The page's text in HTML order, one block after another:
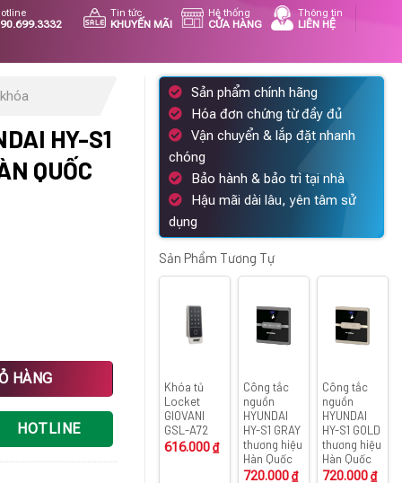
Tin tức
KHUYẾN MÃI
Hệ thống
CỬA HÀNG
Thông tin
LIÊN HỆ
HY-S1
QUỐC
hiệu Hàn Quốc số lượng
HÀNG
HOTLINE
Sản phẩm chính hãng
Hóa đơn chứng từ đầy đủ
Vận chuyển & lắp đặt nhanh
chóng
Bảo hành & bảo trì tại nhà
Hậu mãi dài lâu, yên tâm sử
dụng
Sản Phẩm Tương Tự
Khóa tủ
Locket
GIOVANI
GSL-A72
616.000₫
Công tắc
nguồn
HYUNDAI
HY-S1 GRAY
thương hiệu
Hàn Quốc
720.000₫
Công tắc
nguồn
HYUNDAI
HY-S1 GOLD
thương hiệu
Hàn Quốc
720.000₫